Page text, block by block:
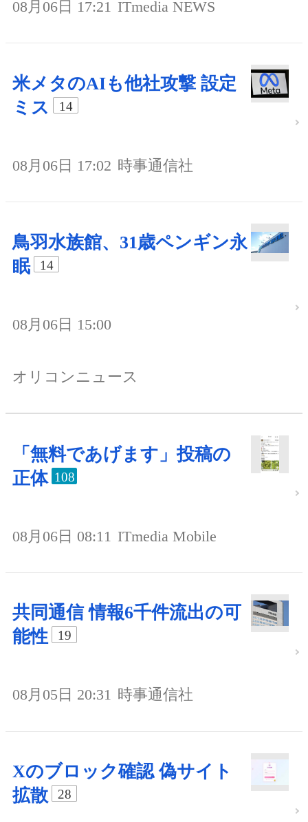
08月06日 17:21 ITmedia NEWS
米メタのAIも他社攻撃 設定
ミス
14
08月06日 17:02 時事通信社
鳥羽水族館、31歳ペンギン永
眠
14
08月06日 15:00
オリコンニュース
「無料であげます」投稿の
正体 108
08月06日 08:11 ITmedia Mobile
共同通信 情報6千件流出の可
能性
19
08月05日 20:31 時事通信社
Xのブロック確認 偽サイト
拡散
28